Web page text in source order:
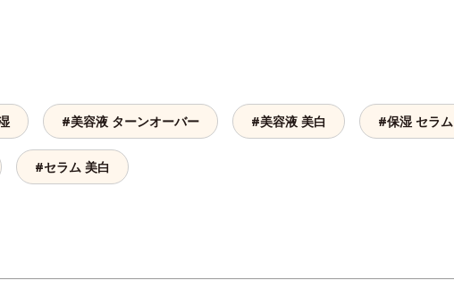
#美容液 ターンオーバー #美容液 美白 #保湿 セラム
#セラム 美白